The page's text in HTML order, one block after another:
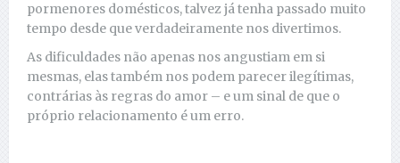
pormenores domésticos, talvez já tenha passado muito
tempo desde que verdadeiramente nos divertimos.
As dificuldades não apenas nos angustiam em si
mesmas, elas também nos podem parecer ilegítimas,
contrárias às regras do amor – e um sinal de que o
próprio relacionamento é um erro.